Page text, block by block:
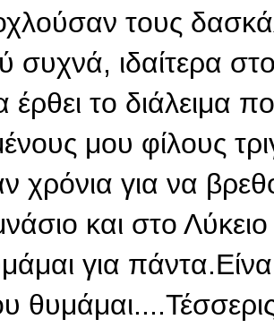
τους
συχνά, ιδαίτερα
έρθει το
μου φίλους
χρόνια για να
και στο
για